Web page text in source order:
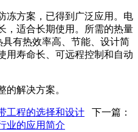
冻方案，已得到广泛应用。电
，适合长期使用。所需的热量
有热效率高、节能、设计简
用寿命长、可远程控制和自动
的解决方案。
工程的选择和设计 下一篇：
业的应用简介